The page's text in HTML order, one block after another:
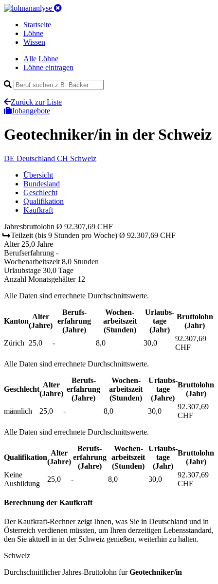
Startseite
Löhne
Wissen
Alle Löhne
Löhne eintragen
Zurück zur Liste
Jobangebote
Geotechniker/in in der Schweiz
DE Deutschland CH Schweiz
Übersicht
Bundesland
Geschlecht
Qualifikation
Kaufkraft
Jahresbruttolohn Ø 92.307,69 CHF
Teilzeit (bis 9 Stunden pro Woche) Ø 92.307,69 CHF
Alter 25,0 Jahre
Berufserfahrung -
Wochenarbeitszeit 8,0 Stunden
Urlaubstage 30,0 Tage
Anzahl Monatsgehälter 12
Alle Daten sind errechnete Durchschnittswerte.
Kanton
Alter
(Jahre)
Berufs­
erfahrung
(Jahre)
Wochen­
arbeitszeit
(Stunden)
Urlaubs­
tage
(Jahr)
Bruttolohn
(Jahr)
Zürich 25,0 - 8,0 30,0
92.307,69
CHF
Alle Daten sind errechnete Durchschnittswerte.
Geschlecht
Alter
(Jahre)
Berufs­
erfahrung
(Jahre)
Wochen­
arbeitszeit
(Stunden)
Urlaubs­
tage
(Jahre)
Bruttolohn
(Jahr)
männlich 25,0 - 8,0 30,0
92.307,69
CHF
Alle Daten sind errechnete Durchschnittswerte.
Qualifikation
Alter
(Jahre)
Berufs­
erfahrung
(Jahre)
Wochen­
arbeitszeit
(Stunden)
Urlaubs­
tage
(Jahr)
Bruttolohn
(Jahr)
Keine
Ausbildung
25,0 - 8,0 30,0
92.307,69
CHF
Berechnung der Kaufkraft
Der Kaufkraft-Rechner zeigt Ihnen, was Sie in Deutschland und in
Österreich verdienen müssten, um Ihren derzeitigen Lebensstandard,
den Sie aktuell in in der Schweiz genießen, weiterhin zu halten.
Schweiz
Durchschnittlicher Jahres-Bruttolohn furGeotechniker/in